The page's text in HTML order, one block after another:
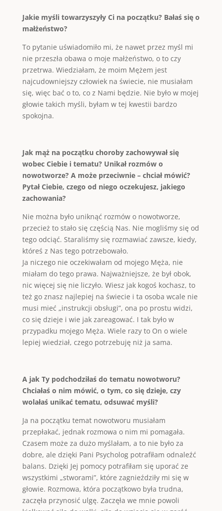
Jakie myśli towarzyszyły Ci na początku? Bałaś się o
małżeństwo?
To pytanie uświadomiło mi, że nawet przez myśl mi
nie przeszła obawa o moje małżeństwo, o to czy
przetrwa. Wiedziałam, że moim Mężem jest
najcudowniejszy człowiek na świecie, nie musiałam
się, więc bać o to, co z Nami będzie. Nie było w mojej
głowie takich myśli, byłam w tej kwestii bardzo
spokojna.
Jak mąż na początku choroby zachowywał się
wobec Ciebie i tematu? Unikał rozmów o
nowotworze? A może przeciwnie – chciał mówić?
Pytał Ciebie, czego od niego oczekujesz, jakiego
zachowania?
Nie można było uniknąć rozmów o nowotworze,
przecież to stało się częścią Nas. Nie mogliśmy się od
tego odciąć. Staraliśmy się rozmawiać zawsze, kiedy,
któreś z Nas tego potrzebowało.
Ja niczego nie oczekiwałam od mojego Męża, nie
miałam do tego prawa. Najważniejsze, że był obok,
nic więcej się nie liczyło. Wiesz jak kogoś kochasz, to
też go znasz najlepiej na świecie i ta osoba wcale nie
musi mieć „instrukcji obsługi”, ona po prostu widzi,
co się dzieje i wie jak zareagować. I tak było w
przypadku mojego Męża. Wiele razy to On o wiele
lepiej wiedział, czego potrzebuję niż ja sama.
A jak Ty podchodziłaś do tematu nowotworu?
Chciałaś o nim mówić, o tym, co się dzieje, czy
wolałaś unikać tematu, odsuwać myśli?
Ja na początku temat nowotworu musiałam
przepłakać, jednak rozmowa o nim mi pomagała.
Czasem może za dużo myślałam, a to nie było za
dobre, ale dzięki Pani Psycholog potrafiłam odnaleźć
balans. Dzięki Jej pomocy potrafiłam się uporać ze
wszystkimi „stworami”, które zagnieździły mi się w
głowie. Rozmowa, która początkowo była trudna,
zaczęła przynosić ulgę. Zaczęła we mnie powoli